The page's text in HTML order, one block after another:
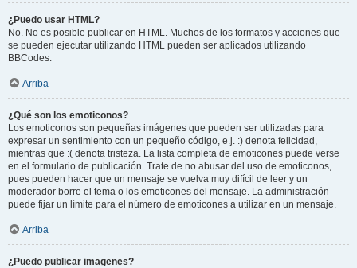
¿Puedo usar HTML?
No. No es posible publicar en HTML. Muchos de los formatos y acciones que
se pueden ejecutar utilizando HTML pueden ser aplicados utilizando
BBCodes.
Arriba
¿Qué son los emoticonos?
Los emoticonos son pequeñas imágenes que pueden ser utilizadas para
expresar un sentimiento con un pequeño código, e.j. :) denota felicidad,
mientras que :( denota tristeza. La lista completa de emoticones puede verse
en el formulario de publicación. Trate de no abusar del uso de emoticonos,
pues pueden hacer que un mensaje se vuelva muy difícil de leer y un
moderador borre el tema o los emoticones del mensaje. La administración
puede fijar un límite para el número de emoticones a utilizar en un mensaje.
Arriba
¿Puedo publicar imagenes?